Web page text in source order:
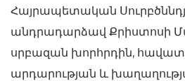
Հայրապետական
անդրադարձավ Քրիստոսի
սրբազան խորհրդին,
արդարության և